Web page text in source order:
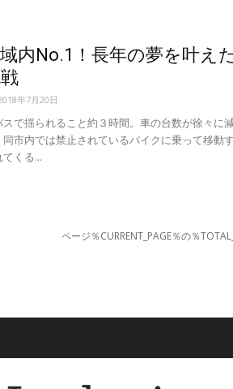
内No.1！長年の夢を叶え
年7月20日
で揺られること約３時間。車の台数が徐々に
市内では禁止されているバイクに乗って移動
くる...
ページ％CURRENT_PAGE％の％